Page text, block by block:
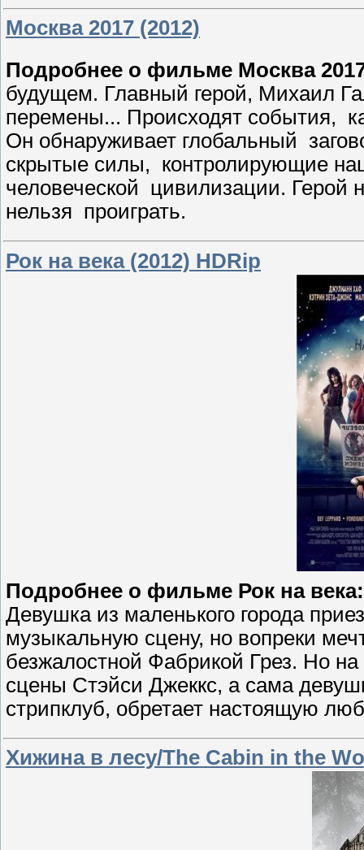
Москва 2017 (2012)
Подробнее о фильме Москва
будущем. Главный герой, Михаил
перемены... Происходят события,
Он обнаруживает глобальный
скрытые силы, контролирующие
человеческой цивилизации. Герой
нельзя проиграть.
Рок на века (2012) HDRip
Подробнее о фильме Рок на века:
Девушка из маленького города
музыкальную сцену, но вопреки
безжалостной Фабрикой Грез. Но
сцены Стэйси Джеккс, а сама
стрипклуб, обретает настоящую
Хижина в лесу/The Cabin in the